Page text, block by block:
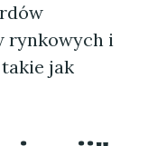
rynkowych i
jak